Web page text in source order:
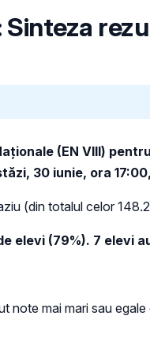
Sinteza
(EN VIII)
30 iunie, ora
(din totalul celor
elevi (79%). 7 elevi
note mai mari sau